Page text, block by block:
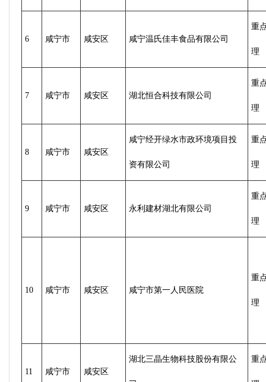
6 咸宁市 咸安区 咸宁温氏佳丰食品有限公司
重
理
7 咸宁市 咸安区 湖北恒合科技有限公司
重
理
8 咸宁市 咸安区
咸宁经开绿水市政环境项目投
资有限公司
重
理
9 咸宁市 咸安区 永利建材湖北有限公司
重
理
10 咸宁市 咸安区 咸宁市第一人民医院
重
理
11 咸宁市 咸安区
湖北三晶生物科技股份有限公 重